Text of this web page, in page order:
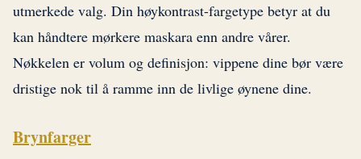
utmerkede valg. Din høykontrast-fargetype betyr at du
kan håndtere mørkere maskara enn andre vårer.
Nøkkelen er volum og definisjon: vippene dine bør være
dristige nok til å ramme inn de livlige øynene dine.
Brynfarger